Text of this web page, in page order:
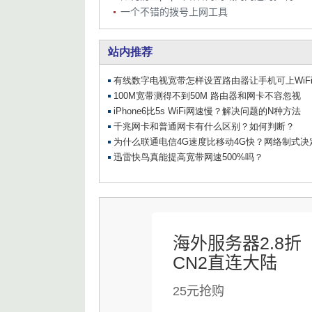
一个不错的拨号上网工具
海外服务器2.8折
CN2直连大陆
25元抢购